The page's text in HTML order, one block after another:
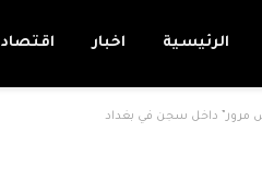
الرئيسية اخبار اقتصاد
مرور” داخل سجن في بغداد